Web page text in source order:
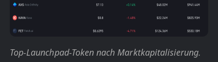
Top-Launchpad-Token nach Marktkapitalisierung.